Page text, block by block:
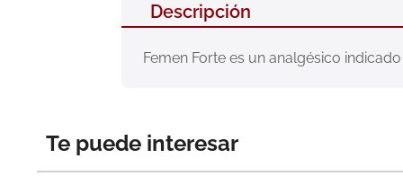
Descripción
Femen Forte es un analgésico
Te puede interesar